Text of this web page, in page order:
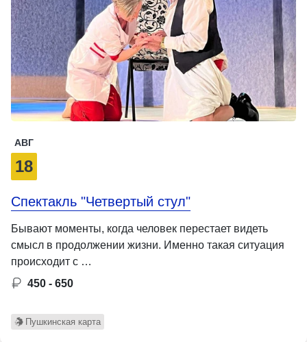
АВГ
18
Спектакль "Четвертый стул"
Бывают моменты, когда человек перестает видеть
смысл в продолжении жизни. Именно такая ситуация
происходит с …
450 - 650
Пушкинская карта